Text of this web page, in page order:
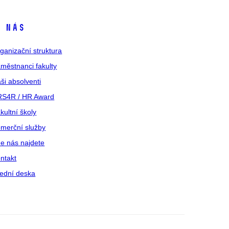
nás
struktura
fakulty
absolventi
/ HR Award
školy
služby
nás najdete
deska